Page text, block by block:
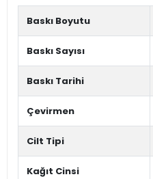
Baskı Boyutu
Baskı Sayısı
Baskı Tarihi
Çevirmen
Cilt Tipi
Kağıt Cinsi